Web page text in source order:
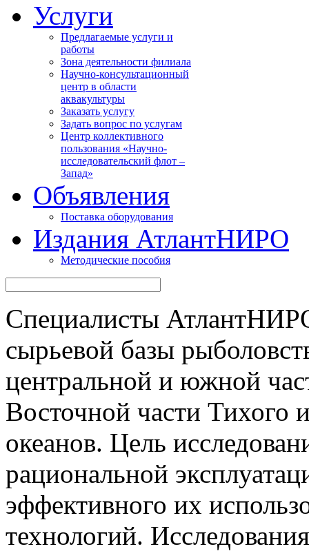
Услуги
Предлагаемые услуги и
работы
Зона деятельности филиала
Научно-консультационный
центр в области
аквакультуры
Заказать услугу
Задать вопрос по услугам
Центр коллективного
пользования «Научно-
исследовательский флот –
Запад»
Объявления
Поставка оборудования
Издания АтлантНИРО
Методические пособия
Специалисты
сырьевой базы
центральной и южной
Восточной части Тихого
океанов. Цель
рациональной
эффективного их
технологий.